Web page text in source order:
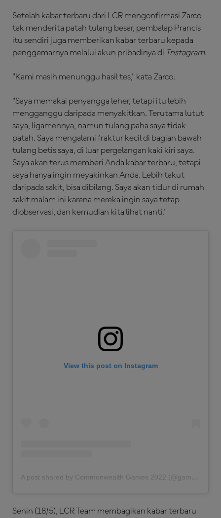
Setelah kabar terbaru dari LCR mengonfirmasi Zarco
tak menderita patah tulang besar, pembalap Prancis
itu sendiri juga memberikan kabar terbaru kepada
penggemarnya melalui akun pribadinya di Instagram.
"Kami masih menunggu hasil tes," kata Zarco.
"Saya memakai penyangga leher, tetapi itu lebih
mengganggu daripada menyakitkan. Terutama lutut
saya, ligamennya, namun tulang paha saya tidak
patah. Saya mengalami fraktur kecil di bagian bawah
tulang betis saya, di luar pergelangan kaki kiri saya.
Saya akan terus memberi Anda kabar terbaru, tetapi
saya hanya ingin meyakinkan Anda. Lebih takut
daripada sakit, bisa dibilang. Saya akan tidur di rumah
sakit malam ini karena mereka ingin saya tetap
diobservasi, dan kemudian kita lihat nanti."
View this post on Instagram
A post shared by Commonwealth Games 2022 (@gamescommonwealth)
Senin (18/5), LCR Team membagikan kabar terbaru